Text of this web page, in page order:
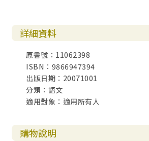
詳細資料
原書號：11062398
ISBN：9866947394
出版日期：20071001
分類：語文
適用對象：適用所有人
購物說明